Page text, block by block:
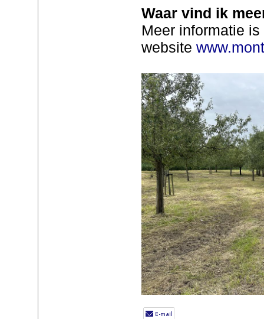
Waar vind ik
Meer informatie
website